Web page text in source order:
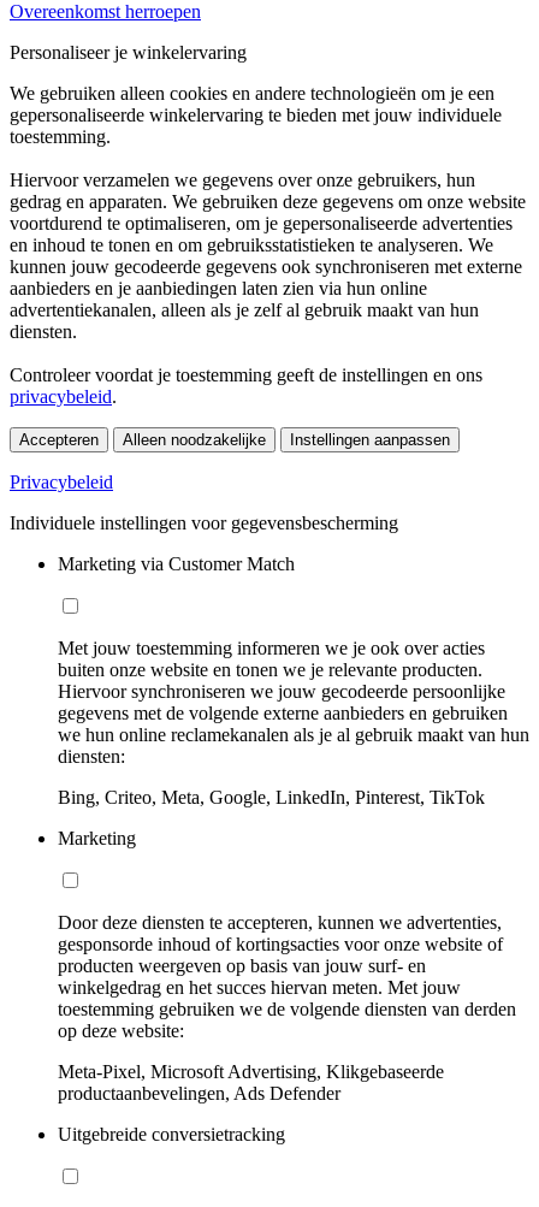
Overeenkomst herroepen
Personaliseer je winkelervaring
We gebruiken alleen cookies en andere technologieën om je een
gepersonaliseerde winkelervaring te bieden met jouw individuele
toestemming.
Hiervoor verzamelen we gegevens over onze gebruikers, hun
gedrag en apparaten. We gebruiken deze gegevens om onze website
voortdurend te optimaliseren, om je gepersonaliseerde advertenties
en inhoud te tonen en om gebruiksstatistieken te analyseren. We
kunnen jouw gecodeerde gegevens ook synchroniseren met externe
aanbieders en je aanbiedingen laten zien via hun online
advertentiekanalen, alleen als je zelf al gebruik maakt van hun
diensten.
Controleer voordat je toestemming geeft de instellingen en ons
privacybeleid.
Accepteren Alleen noodzakelijke Instellingen aanpassen
Privacybeleid
Individuele instellingen voor gegevensbescherming
Marketing via Customer Match
Met jouw toestemming informeren we je ook over acties
buiten onze website en tonen we je relevante producten.
Hiervoor synchroniseren we jouw gecodeerde persoonlijke
gegevens met de volgende externe aanbieders en gebruiken
we hun online reclamekanalen als je al gebruik maakt van hun
diensten:
Bing, Criteo, Meta, Google, LinkedIn, Pinterest, TikTok
Marketing
Door deze diensten te accepteren, kunnen we advertenties,
gesponsorde inhoud of kortingsacties voor onze website of
producten weergeven op basis van jouw surf- en
winkelgedrag en het succes hiervan meten. Met jouw
toestemming gebruiken we de volgende diensten van derden
op deze website:
Meta-Pixel, Microsoft Advertising, Klikgebaseerde
productaanbevelingen, Ads Defender
Uitgebreide conversietracking